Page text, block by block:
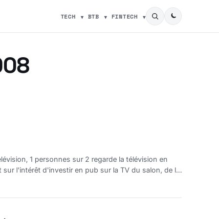
TECH BTB FINTECH
1 personnes sur 2 regarde la télévision en
l'intérêt d'investir en pub sur la TV du salon, de la